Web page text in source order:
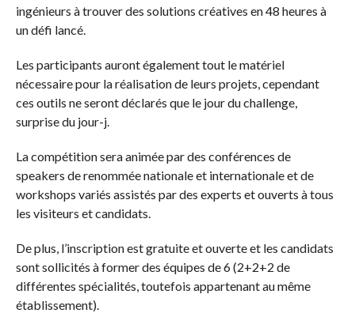
ingénieurs à trouver des solutions créatives en 48 heures à
un défi lancé.
Les participants auront également tout le matériel
nécessaire pour la réalisation de leurs projets, cependant
ces outils ne seront déclarés que le jour du challenge,
surprise du jour-j.
La compétition sera animée par des conférences de
speakers de renommée nationale et internationale et de
workshops variés assistés par des experts et ouverts à tous
les visiteurs et candidats.
De plus, l’inscription est gratuite et ouverte et les candidats
sont sollicités à former des équipes de 6 (2+2+2 de
différentes spécialités, toutefois appartenant au même
établissement).